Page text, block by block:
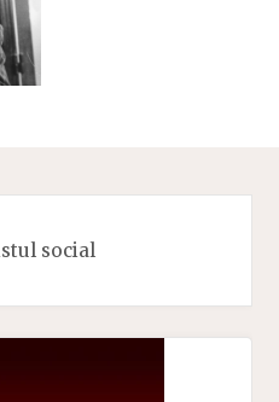
social